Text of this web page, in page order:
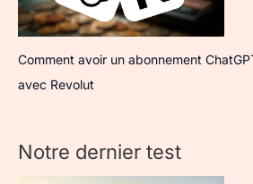
Comment avoir un abonnement
avec Revolut
Notre dernier test